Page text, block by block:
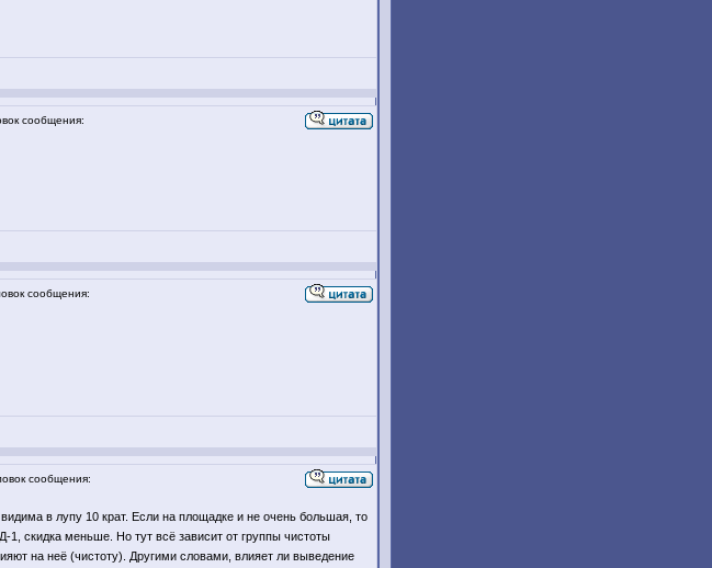
сообщения:
сообщения:
сообщения:
в лупу 10 крат. Если на площадке и не очень большая, то
скидка меньше. Но тут всё зависит от группы чистоты
на неё (чистоту). Другими словами, влияет ли выведение